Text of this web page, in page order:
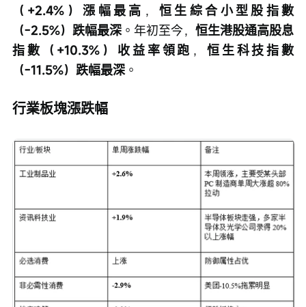
（+2.4%）漲幅最高 ， 恒生綜合小型股指數
（-2.5%）跌幅最深。年初至今， 恒生港股通高股息
指數（+10.3%）收益率領跑 ， 恒生科技指數
（-11.5%）跌幅最深。
行業板塊漲跌幅